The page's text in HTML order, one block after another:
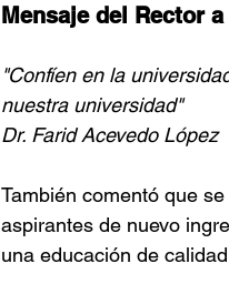
Mensaje del Rector
"Confíen en la
nuestra universidad"
Dr. Farid Acevedo López
También comentó que
aspirantes de nuevo
una educación de